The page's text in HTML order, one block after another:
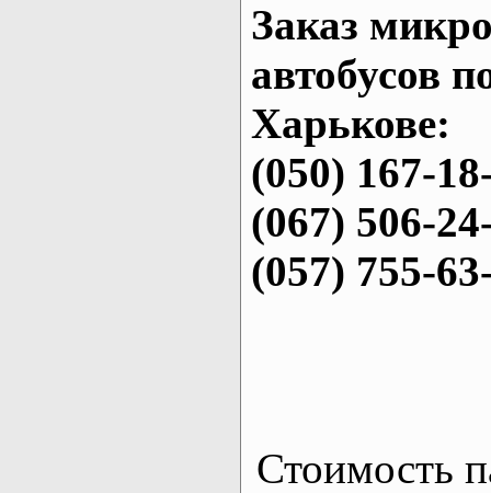
Заказ
автобусов
Харькове:
(050) 167-
(067) 506-
(057) 755-
Стоимость